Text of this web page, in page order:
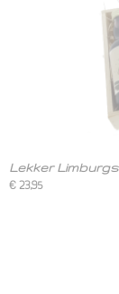
Lekker Limburgs
€ 23,95